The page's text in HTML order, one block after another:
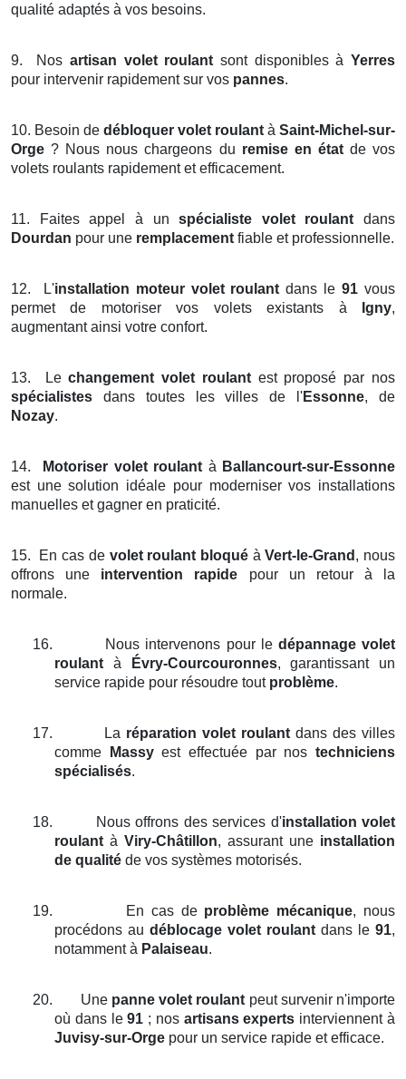
qualité adaptés à vos besoins.
9. Nosartisan volet roulant sont disponibles àYerres
pour intervenir rapidement sur vos pannes.
10. Besoin de débloquer volet roulant à Saint-Michel-sur-
Orge ? Nous nous chargeons du remise en étatde vos
volets roulants rapidement et efficacement.
11. Faites appel à unspécialiste volet roulant dans
Dourdan pour une remplacement fiable et professionnelle.
12. L'installation moteur volet roulant dans le91 vous
permet de motoriser vos volets existants à
Igny,
augmentant ainsi votre confort.
13. Lechangement volet roulantest proposé par nos
spécialistes dans toutes les villes de l'Essonne, de
Nozay.
14. Motoriser volet roulant à Ballancourt-sur-Essonne
est une solution idéale pour moderniser vos installations
manuelles et gagner en praticité.
15. En cas de volet roulant bloquéàVert-le-Grand , nous
offrons une intervention rapide pour un retour à la
normale.
16. Nous intervenons pour le dépannage volet
roulant à Évry-Courcouronnes, garantissant un
service rapide pour résoudre tout problème.
17. La réparation volet roulantdans des villes
comme
Massyest effectuée par nostechniciens
spécialisés.
18. Nous offrons des services d'installation volet
roulant à Viry-Châtillon, assurant une installation
de qualité de vos systèmes motorisés.
19. En cas de problème mécanique, nous
procédons au déblocage volet roulant dans le 91,
notamment à Palaiseau.
20. Une panne volet roulant peut survenir n'importe
où dans le91 ; nos artisans experts interviennent à
Juvisy-sur-Orge pour un service rapide et efficace.